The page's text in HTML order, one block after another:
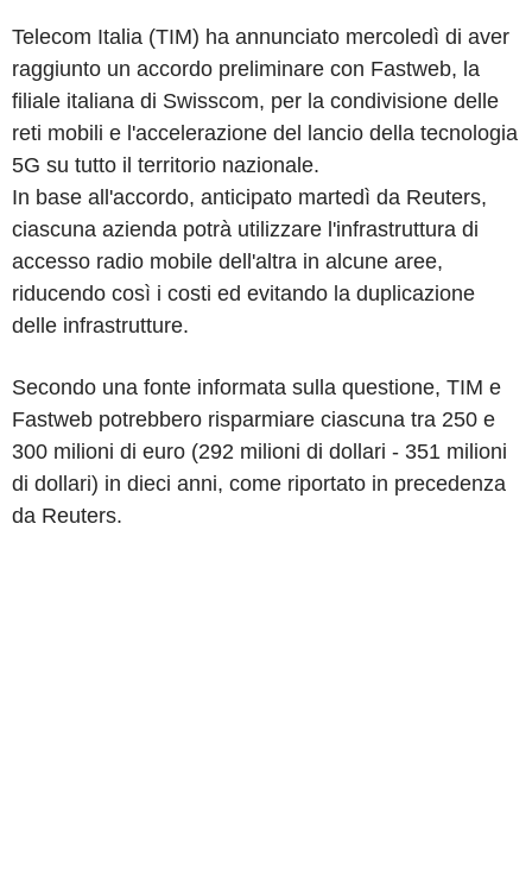
Telecom Italia (TIM) ha annunciato mercoledì di aver
raggiunto un accordo preliminare con Fastweb, la
filiale italiana di Swisscom, per la condivisione delle
reti mobili e l'accelerazione del lancio della tecnologia
5G su tutto il territorio nazionale.
In base all'accordo, anticipato martedì da Reuters,
ciascuna azienda potrà utilizzare l'infrastruttura di
accesso radio mobile dell'altra in alcune aree,
riducendo così i costi ed evitando la duplicazione
delle infrastrutture.
Secondo una fonte informata sulla questione, TIM e
Fastweb potrebbero risparmiare ciascuna tra 250 e
300 milioni di euro (292 milioni di dollari - 351 milioni
di dollari) in dieci anni, come riportato in precedenza
da Reuters.